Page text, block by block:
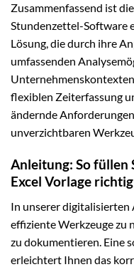
Zusammenfassend ist
Stundenzettel-Software
Lösung, die durch ihre
umfassenden
flexiblen Zeiterfassung
ändernde
unverzichtbaren
Anleitung: So füllen
Excel Vorlage
In unserer digitalisierten
effiziente Werkzeuge zu
zu dokumentieren. Eine
erleichtert Ihnen das